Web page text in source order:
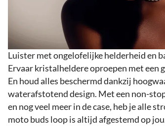
Luister met ongelofelijke helderheid en
Ervaar kristalheldere oproepen met een
En houd alles beschermd dankzij
waterafstotend design. Met een non-
en nog veel meer in de case, heb je alle
moto buds loop is altijd afgestemd op